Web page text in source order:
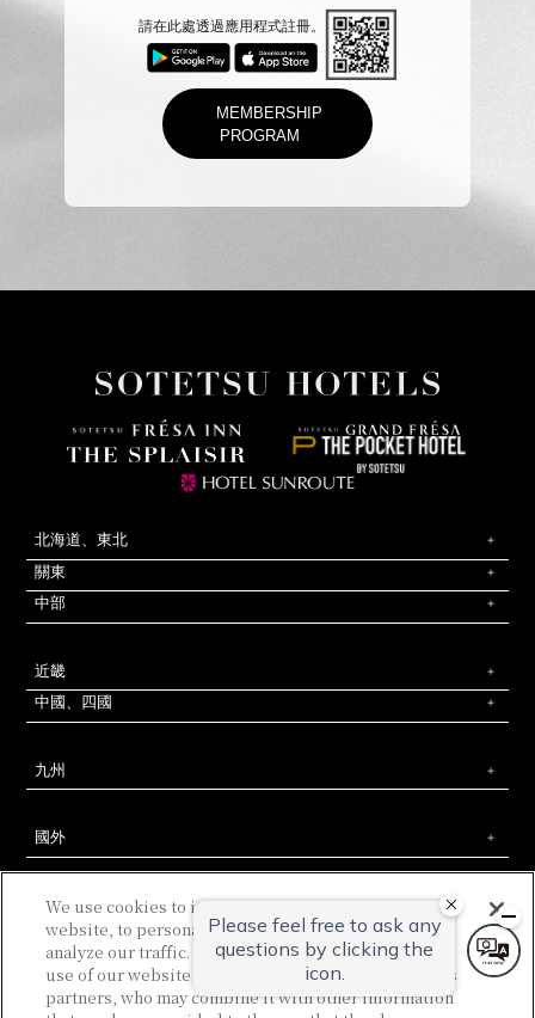
MEMBERSHIP
PROGRAM
請在此處透過應用程式註冊。
北海道、東北
關東
中部
近畿
中國、四國
九州
國外
相鐵飯店官方社群媒體
聯絡我們 公司簡介 新飯店開發提案 專欄 網站使用條款
網站政策
We use cookies to improve your experience on our
website, to personalize content and ads, and to
analyze our traffic. We share information about your
use of our website with our advertising and analytics
partners, who may combine it with other information